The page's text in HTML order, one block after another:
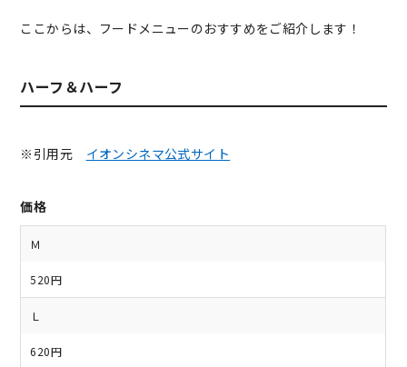
ここからは、フードメニューのおすすめをご紹介します！
ハーフ＆ハーフ
※引用元 イオンシネマ公式サイト
価格
Ｍ
520円
Ｌ
620円